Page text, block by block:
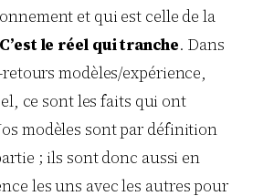
et qui est celle de la
C’est le réel qui tranche. Dans
modèles/expérience,
ce sont les faits qui ont
modèles sont par définition
; ils sont donc aussi en
les uns avec les autres pour